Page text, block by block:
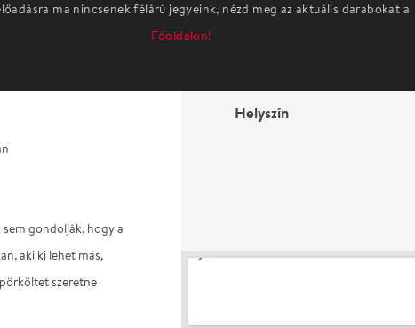
ma nincsenek félárú jegyeink, nézd meg az aktuális darabokat a
Főoldalon!
gondolják, hogy a
aki ki lehet más,
szeretne
Helyszín